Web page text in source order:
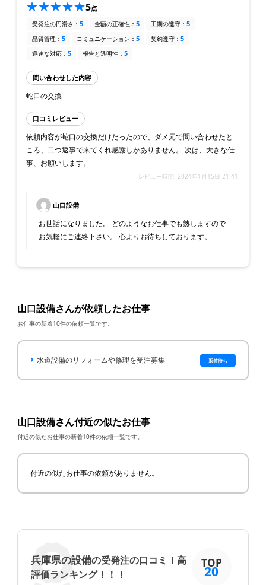
5点
受発注の円滑さ：5 金額の正確性：5 工期の遵守：5
品質管理：5 コミュニケーション：5 契約遵守：5
迅速な対応：5 報告と透明性：5
問い合わせした内容
蛇口の交換
口コミレビュー
依頼内容が蛇口の交換だけだったので、ダメ元で問い合わせたと
ころ、二つ返事で来てくれ感謝しかありません。 次は、大きな仕
事、お願いします。
レビュー時間: 2024年1月15日 21:41
山口設備
お世話になりました。 どのようなお仕事でも熟しますので
お気軽にご連絡下さい。 心よりお待ちしております。
山口設備さんが依頼したお仕事
お仕事の新着10件の依頼一覧です。
水道設備のリフォームや修理を受注募集 返答待ち
山口設備さん付近の似たお仕事
付近の似たお仕事の新着10件の依頼一覧です。
付近の似たお仕事の依頼がありません。
兵庫県の設備の受発注の口コミ！高
評価ランキング！！！
TOP
20